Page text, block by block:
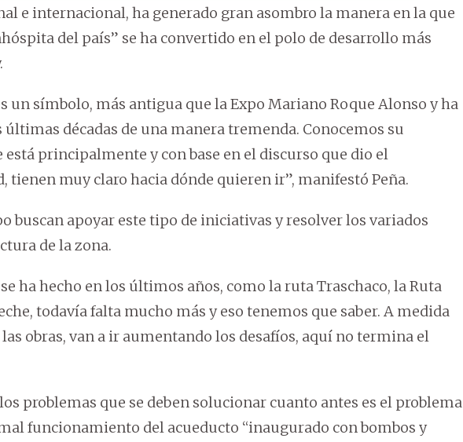
e internacional, ha generado gran asombro la manera en la que
del país” se ha convertido en el polo de desarrollo más
un símbolo, más antigua que la Expo Mariano Roque Alonso y ha
décadas de una manera tremenda. Conocemos su
principalmente y con base en el discurso que dio el
tienen muy claro hacia dónde quieren ir”, manifestó Peña.
buscan apoyar este tipo de iniciativas y resolver los variados
de la zona.
ha hecho en los últimos años, como la ruta Traschaco, la Ruta
todavía falta mucho más y eso tenemos que saber. A medida
obras, van a ir aumentando los desafíos, aquí no termina el
problemas que se deben solucionar cuanto antes es el problema
funcionamiento del acueducto “inaugurado con bombos y